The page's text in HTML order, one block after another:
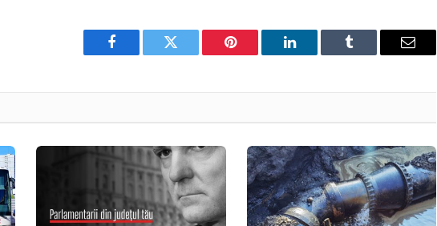
Facebook Twitter Pinterest LinkedIn Tumblr Email